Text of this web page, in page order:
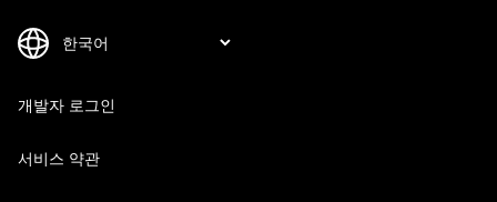
개발자 로그인
서비스 약관